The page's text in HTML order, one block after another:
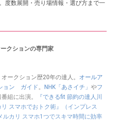
度数展開・売り場情報・選び方まで一
クションの専門家
ークション歴20年の達人。 オールア
ョン ガイド 。 NHK「あさイチ」 やフ
組に出演。
『できるfit 節約の達人川
スマホでおトク術』（インプレス
ルカリ スマホ1つでスキマ時間に効率